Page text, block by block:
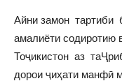
Айни замон тартиби
амалиёти содиротию
Тоҷикистон аз
дорои ҷиҳати манфӣ